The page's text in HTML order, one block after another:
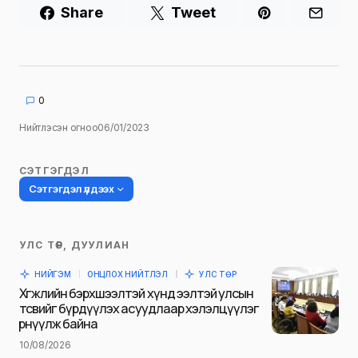
Share Tweet
0
Нийтлэсэн огноо06/01/2023
СЭТГЭГДЭЛ
Сэтгэгдэл үлдээх
Таны имэйл хаягийг нийтлэхгүй.
тэмдэглэсэн
УЛС ТӨР, ДУУЛИАН
НИЙГЭМ ОНЦЛОХ НИЙТЛЭЛ УЛС ТӨР
Хөгжлийн бэрхшээлтэй хүнд ээлтэй улсын
төсвийг бүрдүүлэх асуудлаар хэлэлцүүлэг
өрнүүлж байна
10/08/2026